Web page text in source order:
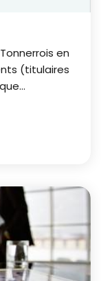
en
(titulaires